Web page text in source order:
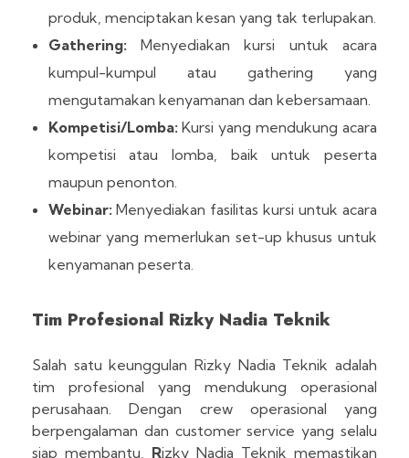
produk, menciptakan kesan yang tak terlupakan.
Gathering:Menyediakan kursi untuk acara
kumpul-kumpul atau gathering yang
mengutamakan kenyamanan dan kebersamaan.
Kompetisi/Lomba:Kursi yang mendukung acara
kompetisi atau lomba, baik untuk peserta
maupun penonton.
Webinar:Menyediakan fasilitas kursi untuk acara
webinar yang memerlukan set-up khusus untuk
kenyamanan peserta.
Tim Profesional Rizky Nadia Teknik
Salah satu keunggulan Rizky Nadia Teknik adalah
tim profesional yang mendukung operasional
perusahaan. Dengan crew operasional yang
berpengalaman dan customer service yang selalu
siap membantu, Rizky Nadia Teknik memastikan